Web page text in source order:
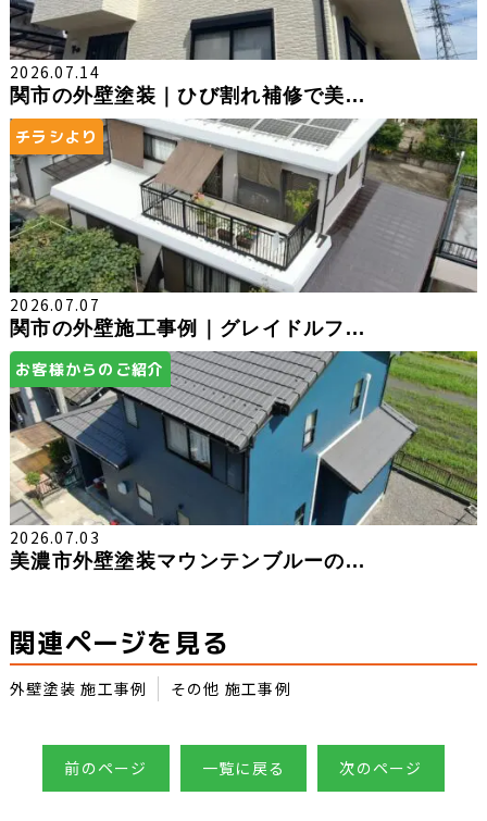
2026.07.14
関市の外壁塗装｜ひび割れ補修で美...
チラシより
2026.07.07
関市の外壁施工事例｜グレイドルフ...
お客様からのご紹介
2026.07.03
美濃市外壁塗装マウンテンブルーの...
関連ページを見る
外壁塗装 施工事例 その他 施工事例
前のページ 一覧に戻る 次のページ